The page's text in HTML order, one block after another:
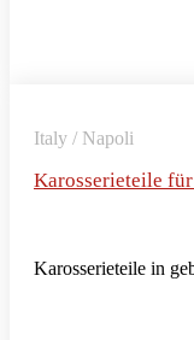
Italy / Napoli
Karosserieteile
Karosserieteile in